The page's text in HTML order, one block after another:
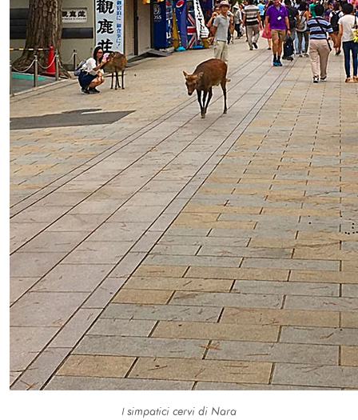
I simpatici cervi di Nara